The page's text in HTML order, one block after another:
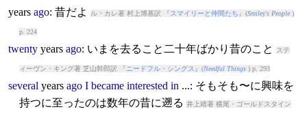
years ago: 昔だよ ル・カレ著 村上博基訳 『スマイリーと仲間たち 』(Smiley's People)
p. 224
twenty years ago: いまを去ること二十年ばかり昔のこと ステ
ィーヴン・キング著 芝山幹郎訳 『 ニードフル・シングス 』(Needful Things) p. 293
several years ago I became interested in ...: そもそも〜に興味を
持つに至ったのは数年の昔に遡る 井上靖著 横尾・ゴールドスタイン